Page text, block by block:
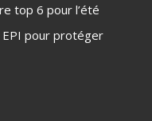
top 6 pour l’été
pour protéger